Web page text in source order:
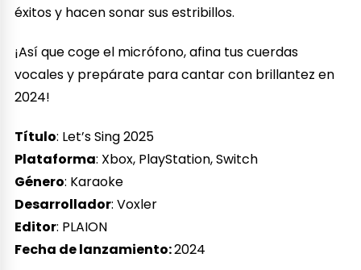
éxitos y hacen sonar sus estribillos.
¡Así que coge el micrófono, afina tus cuerdas
vocales y prepárate para cantar con brillantez en
2024!
Título: Let’s Sing 2025
Plataforma: Xbox, PlayStation, Switch
Género: Karaoke
Desarrollador: Voxler
Editor: PLAION
Fecha de lanzamiento:2024